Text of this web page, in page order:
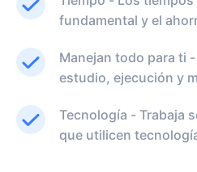
fundamental y el
Manejan todo para ti
estudio, ejecución y
Tecnología - Trabaja
que utilicen